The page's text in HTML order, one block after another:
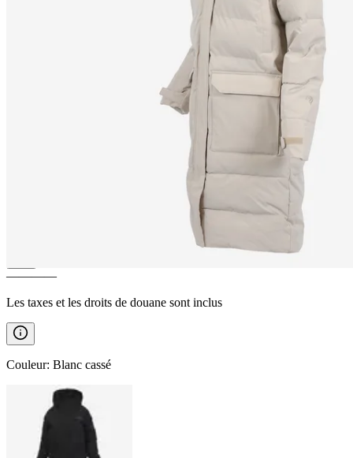
Manteau Isolé avec de la
————
Les taxes et les droits de douane sont inclus
Couleur: Blanc cassé